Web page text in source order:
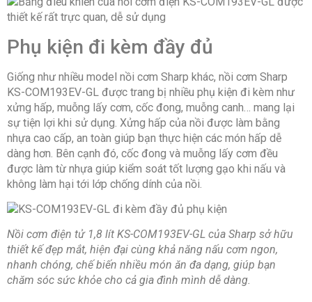
Phụ kiện đi kèm đầy đủ
Giống như nhiều model nồi cơm Sharp khác, nồi cơm Sharp
KS-COM193EV-GL được trang bị nhiều phụ kiện đi kèm như
xửng hấp, muỗng lấy cơm, cốc đong, muỗng canh… mang lại
sự tiện lợi khi sử dụng. Xửng hấp của nồi được làm bằng
nhựa cao cấp, an toàn giúp bạn thực hiện các món hấp dễ
dàng hơn. Bên cạnh đó, cốc đong và muỗng lấy cơm đều
được làm từ nhựa giúp kiểm soát tốt lượng gạo khi nấu và
không làm hại tới lớp chống dính của nồi.
Nồi cơm điện tử 1,8 lít KS-COM193EV-GL của Sharp sở hữu
thiết kế đẹp mắt, hiện đại cùng khả năng nấu cơm ngon,
nhanh chóng, chế biến nhiều món ăn đa dạng, giúp bạn
chăm sóc sức khỏe cho cả gia đình mình dễ dàng.